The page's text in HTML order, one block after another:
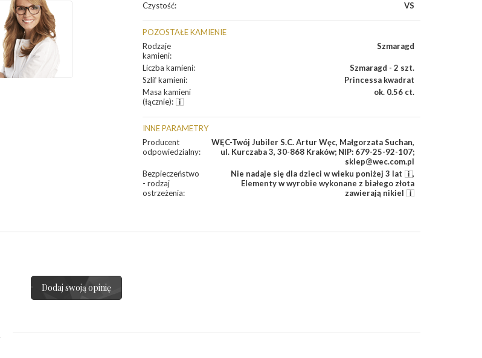
Czystość: VS
POZOSTAŁE KAMIENIE
Rodzaje
kamieni:
Szmaragd
Liczba kamieni:
Szmaragd - 2 szt.
Szlif kamieni:
Princessa kwadrat
Masa kamieni
(łącznie):
ok. 0.56 ct.
INNE PARAMETRY
Producent
odpowiedzialny:
WĘC-Twój Jubiler S.C. Artur Węc, Małgorzata Suchan,
ul. Kurczaba 3, 30-868 Kraków; NIP: 679-25-92-107;
sklep@wec.com.pl
Bezpieczeństwo
- rodzaj
ostrzeżenia:
Nie nadaje się dla dzieci w wieku poniżej 3 lat
,
Elementy w wyrobie wykonane z białego złota
zawierają nikiel
Dodaj swoją opinię